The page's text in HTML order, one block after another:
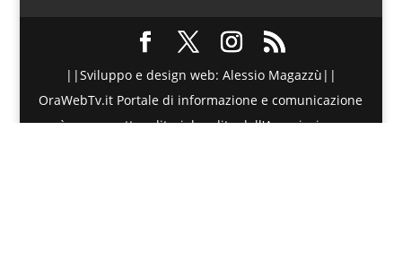
||Sviluppo e design web: Alessio Magazzù||
OraWebTv.it Portale di informazione e comunicazione
è un progetto editoriale edito dall'Associazione